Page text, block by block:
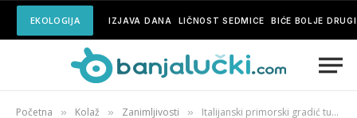
EKOLOGIJA IZJAVA DANA LIČNOST SEDMICE BIĆE BOLJE
Početna » Kolaž » Zanimljivosti » Italijanski primorski gradić turistima nudi smještaj za samo 1 evro. Svi mogu da se prijave, a ovo su uslovi